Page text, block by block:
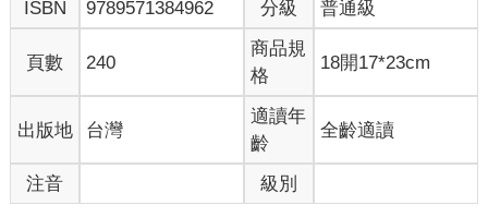
拓市場，所以我們往往可以從經濟學跟歷史的角度找到許多文化
起源的原因，進一步解析出這些文化跟技術的深層成因，進而了
解背後原理。由此可知，其實最早的風水起源是為了讓主帥在戰
場上可以住得安心，安心後才可以安身，不但要活下去，還要活
得健康。有了強健體魄、身心靈得到滿足，才能好好打仗，讓自
己足以存活，撐到戰爭結束，才能有立命、成就豐功偉業的機
會。但是在戰場上，人可能無法有許多的建築時間跟機會，因此
會大量利用地形跟地勢，選擇好的地理位置跟適合的天然環境，
作為自己的天然防備，或者方便進攻的地點方位。
ISBN
9789571384962 分級 普通級
頁數 240
商品規
格
18開17*23cm
出版地 台灣
適讀年
齡
全齡適讀
注音 級別